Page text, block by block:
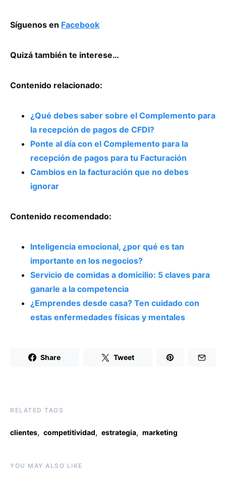
Síguenos en Facebook
Quizá también te interese…
Contenido relacionado:
¿Qué debes saber sobre el Complemento para
la recepción de pagos de CFDI?
Ponte al día con el Complemento para la
recepción de pagos para tu Facturación
Cambios en la facturación que no debes
ignorar
Contenido recomendado:
Inteligencia emocional, ¿por qué es tan
importante en los negocios?
Servicio de comidas a domicilio: 5 claves para
ganarle a la competencia
¿Emprendes desde casa? Ten cuidado con
estas enfermedades físicas y mentales
Share Tweet
RELATED TAGS
clientes, competitividad, estrategia, marketing
YOU MAY ALSO LIKE